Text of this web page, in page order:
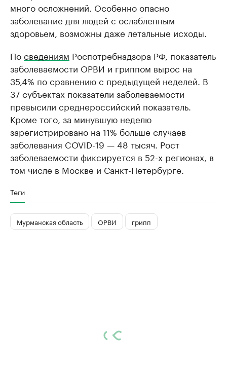
много осложнений. Особенно опасно
заболевание для людей с ослабленным
здоровьем, возможны даже летальные исходы.
Посведениям Роспотребнадзора РФ, показатель
заболеваемости ОРВИ и гриппом вырос на
35,4% по сравнению с предыдущей неделей. В
37 субъектах показатели заболеваемости
превысили среднероссийский показатель.
Кроме того, за минувшую неделю
зарегистрировано на 11% больше случаев
заболевания COVID-19 — 48 тысяч. Рост
заболеваемости фиксируется в 52-х регионах, в
том числе в Москве и Санкт-Петербурге.
Теги
Мурманская область ОРВИ грипп